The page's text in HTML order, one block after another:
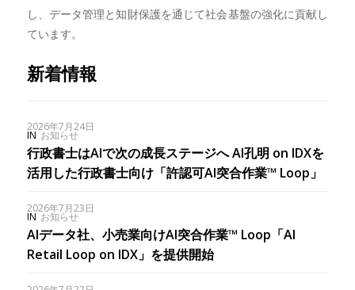
し、データ管理と知財保護を通じて社会基盤の強化に貢献し
ています。
新着情報
2026年7月24日
IN お知らせ
行政書士はAIで次の成長ステージへ AI孔明 on IDXを
活用した行政書士向け「許認可AI突合作業™︎ Loop」
2026年7月23日
IN お知らせ
AIデータ社、小売業向けAI突合作業™ Loop「AI
Retail Loop on IDX」を提供開始